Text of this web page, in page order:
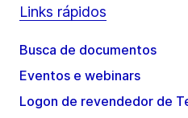
Links rápidos
Busca de documentos
Eventos e webinars
Logon de revendedor de